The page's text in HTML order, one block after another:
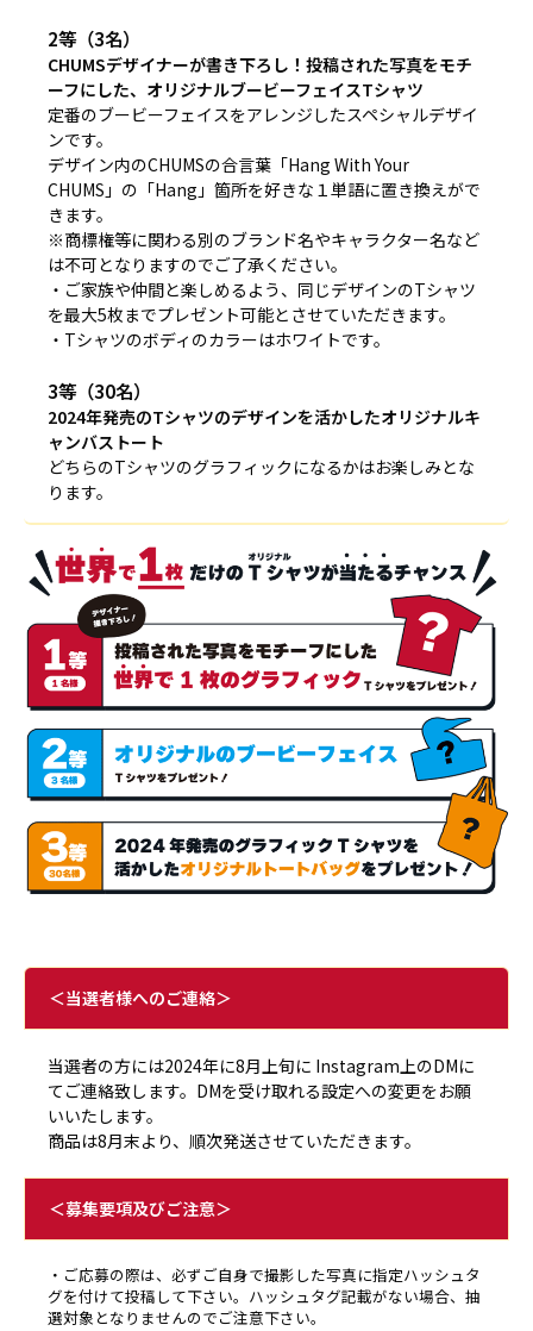
2等（3名）
CHUMSデザイナーが書き下ろし！投稿された写真をモチ
ーフにした、オリジナルブービーフェイスTシャツ
定番のブービーフェイスをアレンジしたスペシャルデザイ
ンです。
デザイン内のCHUMSの合言葉「Hang With Your
CHUMS」の「Hang」箇所を好きな１単語に置き換えがで
きます。
※商標権等に関わる別のブランド名やキャラクター名など
は不可となりますのでご了承ください。
・ご家族や仲間と楽しめるよう、同じデザインのTシャツ
を最大5枚までプレゼント可能とさせていただきます。
・Tシャツのボディのカラーはホワイトです。
3等（30名）
2024年発売のTシャツのデザインを活かしたオリジナルキ
ャンバストート
どちらのTシャツのグラフィックになるかはお楽しみとな
ります。
＜当選者様へのご連絡＞
当選者の⽅には2024年に8月上旬に Instagram上のDMに
てご連絡致します。DMを受け取れる設定への変更をお願
いいたします。
商品は8月末より、順次発送させていただきます。
＜募集要項及びご注意＞
・ご応募の際は、必ずご自身で撮影した写真に指定ハッシュタ
グを付けて投稿して下さい。ハッシュタグ記載がない場合、抽
選対象となりませんのでご注意下さい。